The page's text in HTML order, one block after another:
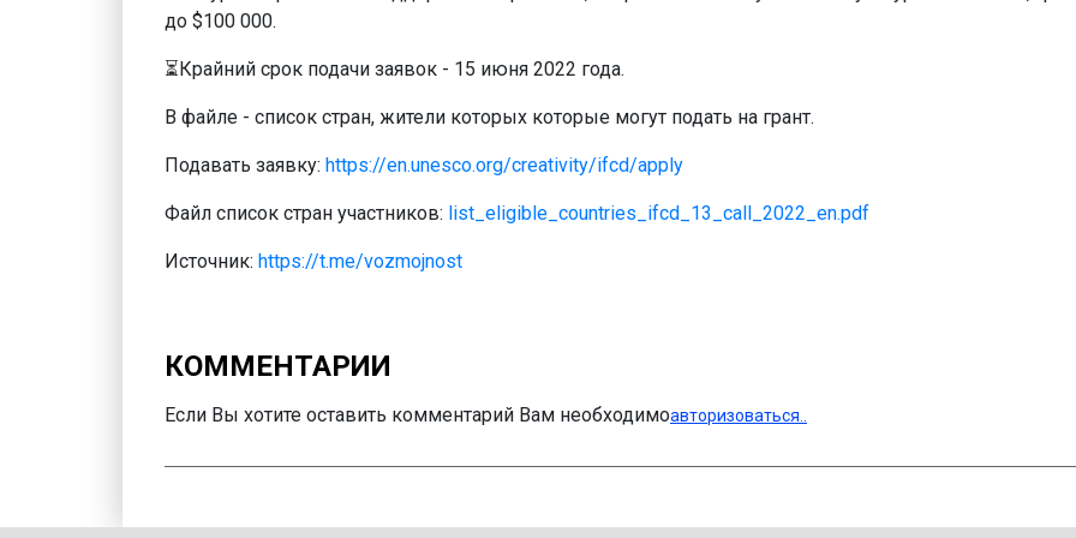
до $100 000.
⏳Крайний срок подачи заявок - 15 июня 2022 года.
В файле - список стран, жители которых которые могут подать на грант.
Подавать заявку: https://en.unesco.org/creativity/ifcd/apply
Файл список стран участников: list_eligible_countries_ifcd_13_call_2022_en.pdf
Источник: https://t.me/vozmojnost
КОММЕНТАРИИ
Если Вы хотите оставить комментарий Вам необходимоавторизоваться..